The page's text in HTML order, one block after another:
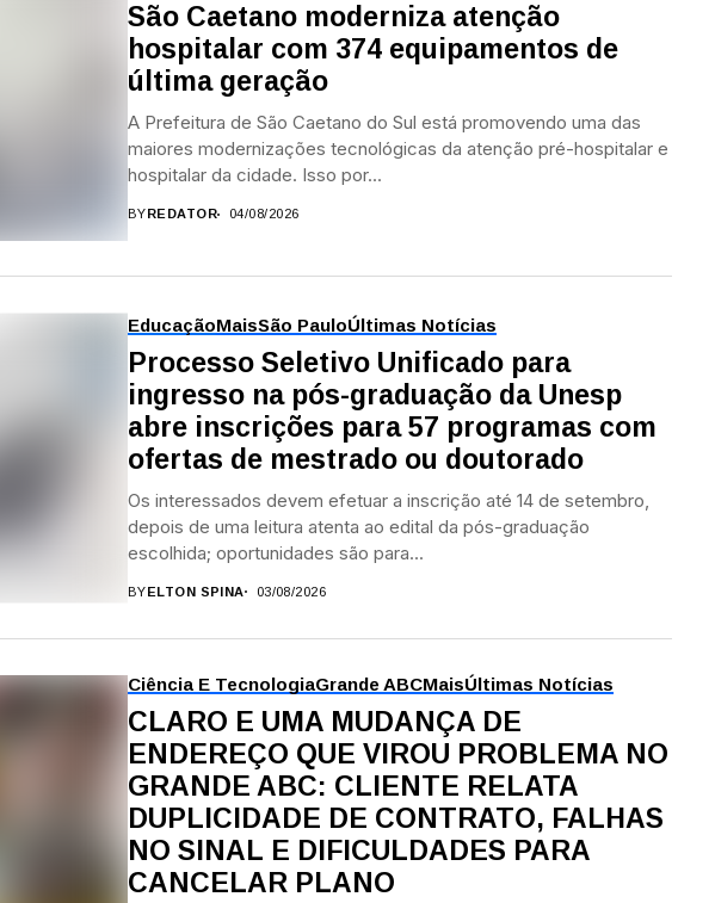
São Caetano moderniza atenção
hospitalar com 374 equipamentos de
última geração
A Prefeitura de São Caetano do Sul está promovendo uma das
maiores modernizações tecnológicas da atenção pré-hospitalar e
hospitalar da cidade. Isso por...
BY REDATOR 04/08/2026
EducaçãoMaisSão PauloÚltimas Notícias
Processo Seletivo Unificado para
ingresso na pós-graduação da Unesp
abre inscrições para 57 programas com
ofertas de mestrado ou doutorado
Os interessados devem efetuar a inscrição até 14 de setembro,
depois de uma leitura atenta ao edital da pós-graduação
escolhida; oportunidades são para...
BYELTON SPINA 03/08/2026
Ciência E TecnologiaGrande ABCMaisÚltimas Notícias
CLARO E UMA MUDANÇA DE
ENDEREÇO QUE VIROU PROBLEMA NO
GRANDE ABC: CLIENTE RELATA
DUPLICIDADE DE CONTRATO, FALHAS
NO SINAL E DIFICULDADES PARA
CANCELAR PLANO